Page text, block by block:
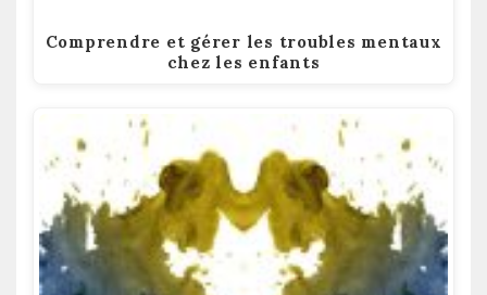
Comprendre et gérer les troubles mentaux
chez les enfants